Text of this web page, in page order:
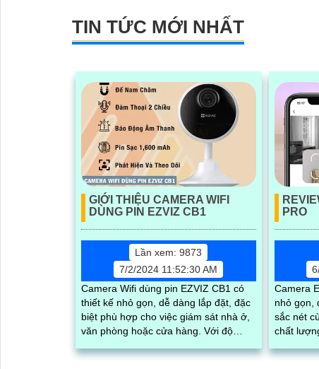
TIN TỨC MỚI NHẤT
GIỚI THIỆU CAMERA WIFI
DÙNG PIN EZVIZ CB1
Lần xem: 9873
7/2/2024 11:52:30 AM
Camera Wifi dùng pin EZVIZ CB1 có
thiết kế nhỏ gọn, dễ dàng lắp đặt, đặc
biệt phù hợp cho việc giám sát nhà ở,
văn phòng hoặc cửa hàng. Với độ
và mic, đèn hồng ngoại thông minh
PRO
Camera
nhỏ gọn,
sắc nét
chất lượng
quay...